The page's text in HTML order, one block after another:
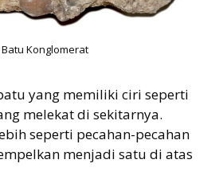
Batu Konglomerat
yang memiliki ciri seperti
melekat di sekitarnya.
seperti pecahan-pecahan
menjadi satu di atas